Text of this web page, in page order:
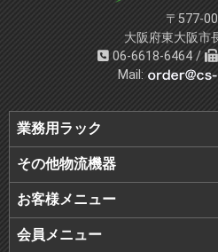
〒577-
大阪府東大阪市
06-6618-6464 /
Mail:
業務用ラック
その他物流機器
お客様メニュー
会員メニュー